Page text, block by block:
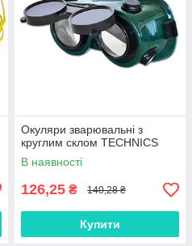
Окуляри зварювальні з
круглим склом TECHNICS
В наявності
126,25 ₴ 140,28 ₴
Купити